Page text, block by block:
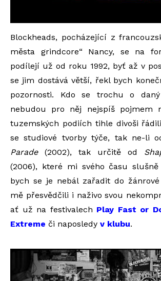
Blockheads, pocházející z
města grindcore“ Nancy, se na
podílejí už od roku 1992, byť až v
se jim dostává větší, řekl bych
pozornosti. Kdo se trochu o
nebudou pro něj nejspíš pojmem
tuzemských podiích tihle divoši řádili
se studiové tvorby týče, tak ne-li
Parade(2002), tak určitě od
(2006), které mi svého času slušně
bych se je nebál zařadit do
mě přesvědčili i naživo svou
ať už na festivalech Play Fast or
Extreme či naposledy v klubu.